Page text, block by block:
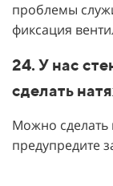
проблемы
фиксация
24. У нас
сделать
Можно сделать
предупредите